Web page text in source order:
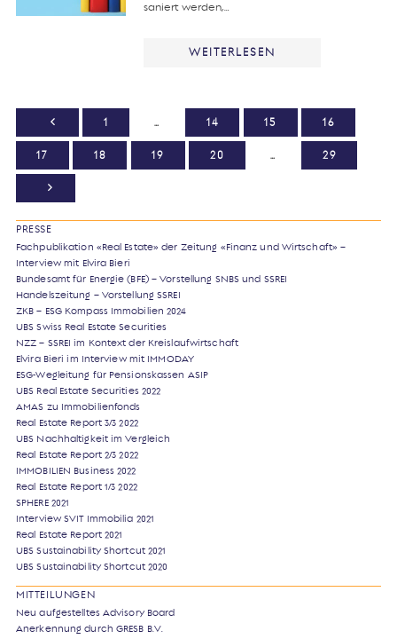
saniert werden,…
WEITERLESEN
1 … 14 15 16
17 18 19 20 … 29
PRESSE
Fachpublikation «Real Estate» der Zeitung «Finanz und Wirtschaft» –
Interview mit Elvira Bieri
Bundesamt für Energie (BFE) – Vorstellung SNBS und SSREI
Handelszeitung – Vorstellung SSREI
ZKB – ESG Kompass Immobilien 2024
UBS Swiss Real Estate Securities
NZZ – SSREI im Kontext der Kreislaufwirtschaft
Elvira Bieri im Interview mit IMMODAY
ESG-Wegleitung für Pensionskassen ASIP
UBS Real Estate Securities 2022
AMAS zu Immobilienfonds
Real Estate Report 3/3 2022
UBS Nachhaltigkeit im Vergleich
Real Estate Report 2/3 2022
IMMOBILIEN Business 2022
Real Estate Report 1/3 2022
SPHERE 2021
Interview SVIT Immobilia 2021
Real Estate Report 2021
UBS Sustainability Shortcut 2021
UBS Sustainability Shortcut 2020
MITTEILUNGEN
Neu aufgestelltes Advisory Board
Anerkennung durch GRESB B.V.